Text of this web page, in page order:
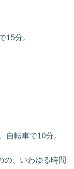
15分。
自転車で10分。
の、いわゆる時間